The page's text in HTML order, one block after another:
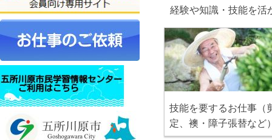
経験や知識・技能を活
技能を要するお仕事（
定、襖・障子張替など